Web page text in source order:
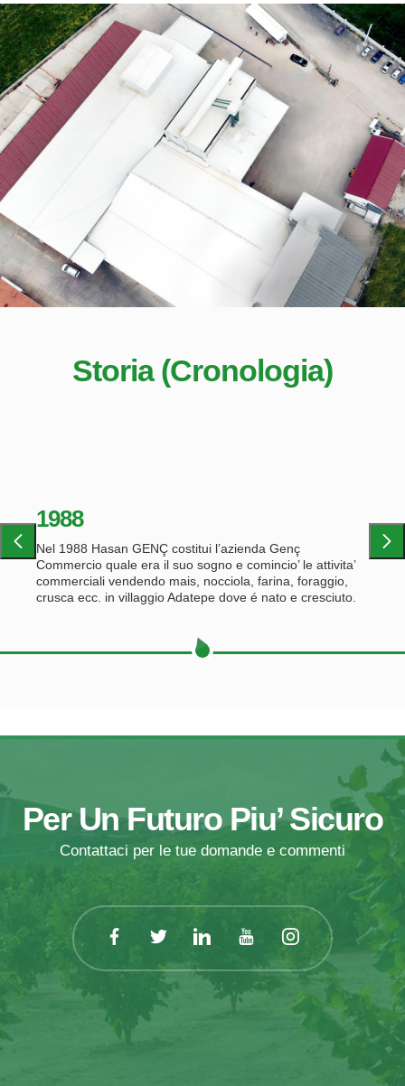
Storia (Cronologia)
1988
Nel 1988 Hasan GENÇ costitui l’azienda Genç
Commercio quale era il suo sogno e comincio’ le attivita’
commerciali vendendo mais, nocciola, farina, foraggio,
crusca ecc. in villaggio Adatepe dove é nato e cresciuto.
Per Un Futuro Piu’ Sicuro
Contattaci per le tue domande e commenti